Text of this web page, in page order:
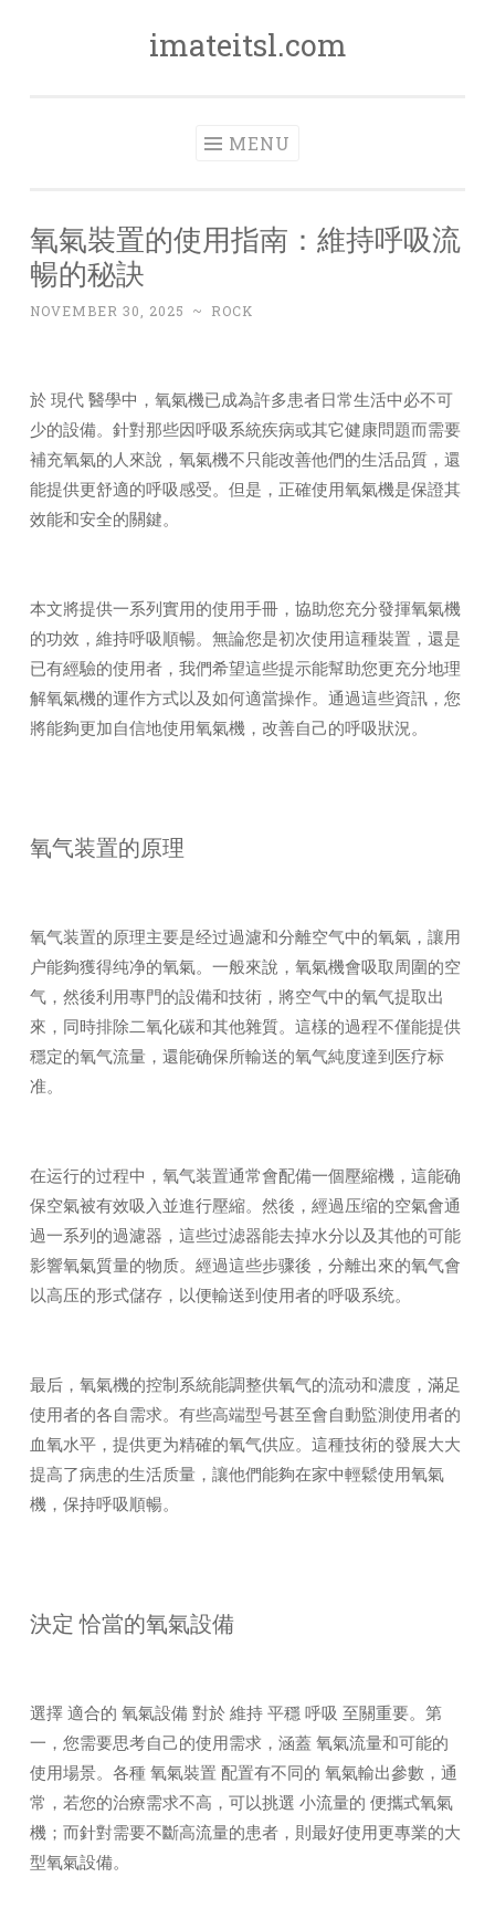
imateitsl.com
MENU
氧氣裝置的使用指南：維持呼吸流
暢的秘訣
NOVEMBER 30, 2025 ~ ROCK
於 現代 醫學中，氧氣機已成為許多患者日常生活中必不可
少的設備。針對那些因呼吸系統疾病或其它健康問題而需要
補充氧氣的人來說，氧氣機不只能改善他們的生活品質，還
能提供更舒適的呼吸感受。但是，正確使用氧氣機是保證其
效能和安全的關鍵。
本文將提供一系列實用的使用手冊，協助您充分發揮氧氣機
的功效，維持呼吸順暢。無論您是初次使用這種裝置，還是
已有經驗的使用者，我們希望這些提示能幫助您更充分地理
解氧氣機的運作方式以及如何適當操作。通過這些資訊，您
將能夠更加自信地使用氧氣機，改善自己的呼吸狀況。
氧气装置的原理
氧气装置的原理主要是经过過濾和分離空气中的氧氣，讓用
户能夠獲得纯净的氧氣。一般來說，氧氣機會吸取周圍的空
气，然後利用專門的設備和技術，將空气中的氧气提取出
來，同時排除二氧化碳和其他雜質。這樣的過程不僅能提供
穩定的氧气流量，還能确保所輸送的氧气純度達到医疗标
准。
在运行的过程中，氧气装置通常會配備一個壓縮機，這能确
保空氣被有效吸入並進行壓縮。然後，經過压缩的空氣會通
過一系列的過濾器，這些过滤器能去掉水分以及其他的可能
影響氧氣質量的物质。經過這些步骤後，分離出來的氧气會
以高压的形式儲存，以便輸送到使用者的呼吸系统。
最后，氧氣機的控制系統能調整供氧气的流动和濃度，滿足
使用者的各自需求。有些高端型号甚至會自動監測使用者的
血氧水平，提供更为精確的氧气供应。這種技術的發展大大
提高了病患的生活质量，讓他們能夠在家中輕鬆使用氧氣
機，保持呼吸順暢。
決定 恰當的氧氣設備
選擇 適合的 氧氣設備 對於 維持 平穩 呼吸 至關重要。第
一，您需要思考自己的使用需求，涵蓋 氧氣流量和可能的
使用場景。各種 氧氣裝置 配置有不同的 氧氣輸出參數，通
常，若您的治療需求不高，可以挑選 小流量的 便攜式氧氣
機；而針對需要不斷高流量的患者，則最好使用更專業的大
型氧氣設備。